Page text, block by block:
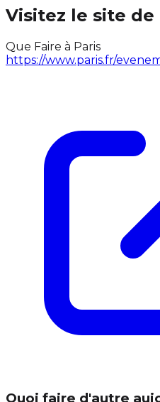
Visitez le site de
Que Faire à Paris
https://www.paris.fr/
Quoi faire d'autre